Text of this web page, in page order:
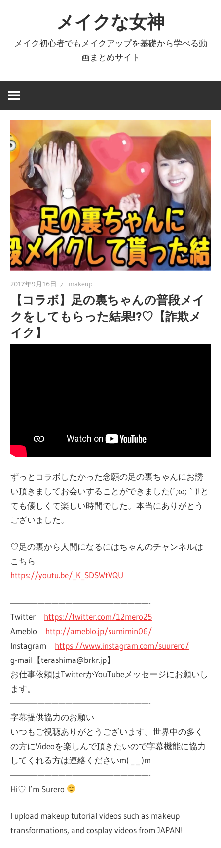
へ
キ
メイクな女神
メイク初心者でもメイクアップを基礎から学べる動
画まとめサイト
2017年9月16日 makeup
【コラボ】足の裏ちゃんの普段メイ
クをしてもらった結果!?♡【詐欺メ
イク】
ずっとコラボしたかった念願の足の裏ちゃんにお誘
い頂きましてお会いすることができました(´;ω;｀)!と
ても優しくて楽しい時間でした。本当にありがとう
ございました。
♡足の裏から人間になるにはちゃんのチャンネルは
こちら
https://youtu.be/_K_SDSWtVQU
————————————————————-
Twitter https://twitter.com/12mero25
Ameblo http://ameblo.jp/sumimin06/
Instagram https://www.instagram.com/suurero/
g-mail【terashima@brkr.jp】
お仕事依頼はTwitterかYouTubeメッセージにお願いし
ます。
————————————————————-
字幕提供協力のお願い
いつもご視聴ありがとうございます。世界中の多く
の方にVideoを楽しんで頂きたいので字幕機能に協力
してくれる方は連絡くださいm( _ _ )m
————————————————————-
Hi♡ I’m Surero
I upload makeup tutorial videos such as makeup
transformations, and cosplay videos from JAPAN!